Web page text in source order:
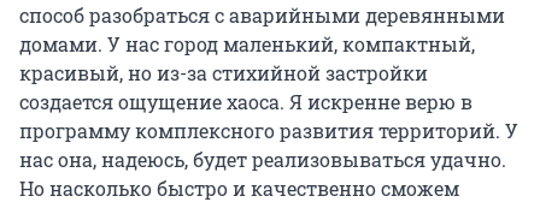
способ разобраться с аварийными деревянными
домами. У нас город маленький, компактный,
красивый, но из-за стихийной застройки
создается ощущение хаоса. Я искренне верю в
программу комплексного развития территорий. У
нас она, надеюсь, будет реализовываться удачно.
Но насколько быстро и качественно сможем